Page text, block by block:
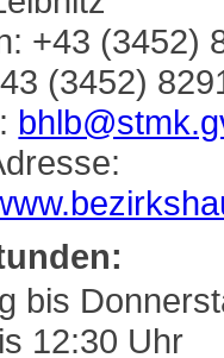
+43 (3452)
(3452)
bis
12:30 Uhr